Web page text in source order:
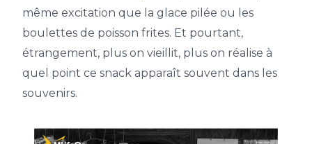
même excitation que la glace pilée ou les
boulettes de poisson frites. Et pourtant,
étrangement, plus on vieillit, plus on réalise à
quel point ce snack apparaît souvent dans les
souvenirs.